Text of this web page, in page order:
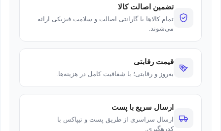
تضمین اصالت کالا
تمام کالاها با گارانتی اصالت و سلامت فیزیکی ارائه
می‌شوند.
قیمت رقابتی
به‌روز و رقابتی؛ با شفافیت کامل در هزینه‌ها.
ارسال سریع با پست
ارسال سراسری از طریق پست و تیپاکس با
کدرهگیری.